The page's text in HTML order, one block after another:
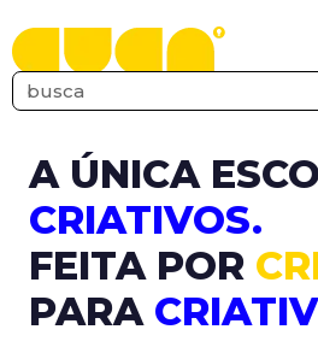
A ÚNICA
CRIATIVOS.
FEITA POR
PARA